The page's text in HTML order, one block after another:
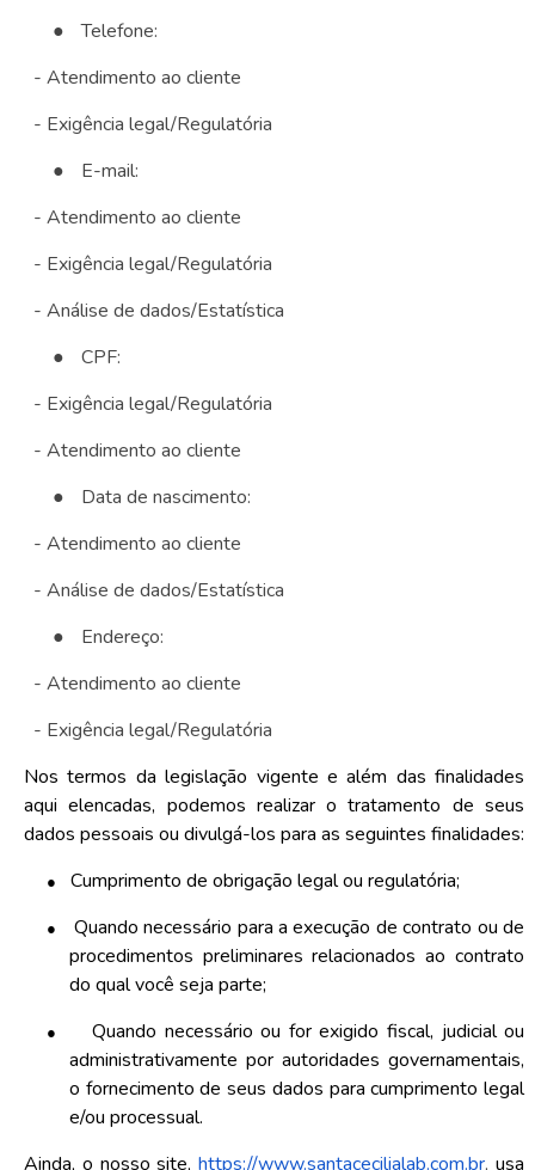
●
Telefone:
- Atendimento ao cliente
- Exigência legal/Regulatória
●
E-mail:
- Atendimento ao cliente
- Exigência legal/Regulatória
- Análise de dados/Estatística
●
CPF:
- Exigência legal/Regulatória
- Atendimento ao cliente
●
Data de nascimento:
- Atendimento ao cliente
- Análise de dados/Estatística
●
Endereço:
- Atendimento ao cliente
- Exigência legal/Regulatória
Nos termos da legislação vigente e além das finalidades
aqui elencadas, podemos realizar o tratamento de seus
dados pessoais ou divulgá-los para as seguintes finalidades:
● Cumprimento de obrigação legal ou regulatória;
●
Quando necessário para a execução de contrato ou de
procedimentos preliminares relacionados ao contrato
do qual você seja parte;
●
Quando necessário ou for exigido fiscal, judicial ou
administrativamente por autoridades governamentais,
o fornecimento de seus dados para cumprimento legal
e/ou processual.
Ainda, o nosso site,https://www.santacecilialab.com.br, usa